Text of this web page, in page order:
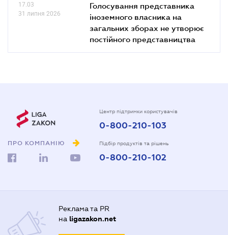
17.03
31 липня 2026
Голосування представника
іноземного власника на
загальних зборах не утворює
постійного представництва
ПРО КОМПАНІЮ
Центр підтримки користувачів
0-800-210-103
Підбір продуктів та рішень
0-800-210-102
Реклама та PR
на ligazakon.net